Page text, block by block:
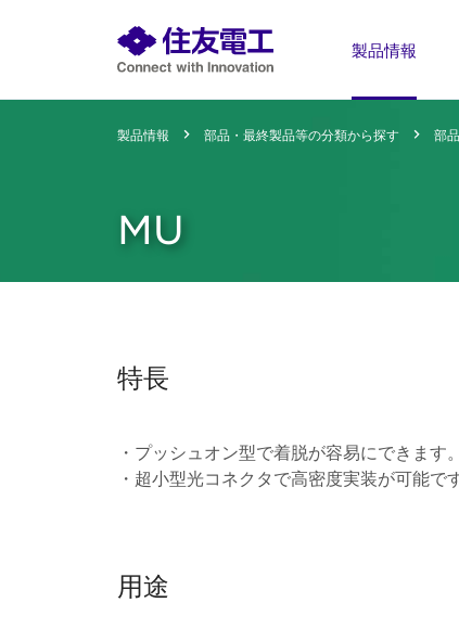
製品情報
製品情報 部品・最終製品等の分類から探す 部品
MU
特長
・プッシュオン型で着脱が容易にできます。
・超小型光コネクタで高密度実装が可能です
用途